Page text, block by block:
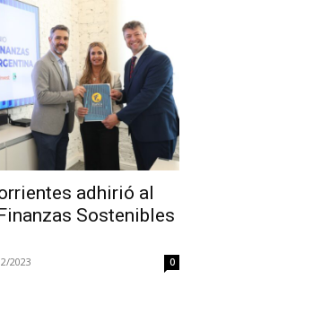
adhirió al
Sostenibles
2023 0